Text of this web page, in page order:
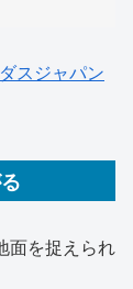
スジャパン
面を捉えられ